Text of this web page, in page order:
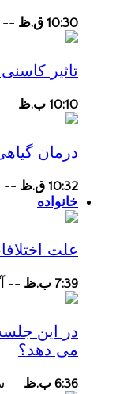
10:30 ق.ظ --
تاثیر
10:10 ب.ظ --
درمان
10:32 ق.ظ --
خانواده
علت
7:39 ب.ظ --
در این
می دهد؟
6:36 ب.ظ --